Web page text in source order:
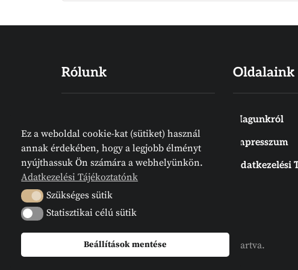
Rólunk
Igéje, amelyet emberek írtak
ugyan, de nem emberektől jön.
Meg van írva. Az Írás örök
bennünket.
Oldalaink
Magunkról
Impresszum
Adatkezelési
2024 © Megvanirva.hu - Minden jog fenntartva.
Ez a weboldal cookie-kat (sütiket) használ
annak érdekében, hogy a legjobb élményt
nyújthassuk Ön számára a webhelyünkön.
Adatkezelési Tájékoztatónk
Szükséges sütik
Szükséges sütik
Statisztikai célú sütik
Statisztikai célú sütik
Beállítások mentése